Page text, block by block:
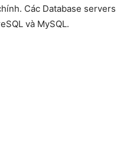
Các Database servers
và MySQL.